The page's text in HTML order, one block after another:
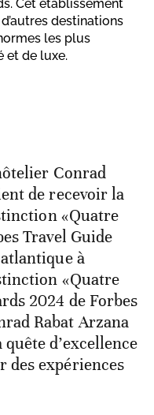
Cet établissement
destinations
les plus
et de luxe.
Conrad
de recevoir la
«Quatre
Travel Guide
à
«Quatre
2024 de Forbes
Rabat Arzana
d’excellence
des expériences